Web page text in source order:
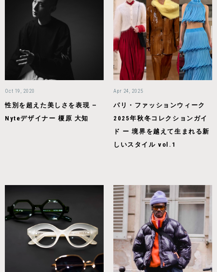
Oct 19, 2020
性別を超えた美しさを表現 —
Nyteデザイナー 榎原 大知
Apr 24, 2025
パリ・ファッションウィーク
2025年秋冬コレクションガイ
ド ー 境界を越えて生まれる新
しいスタイル vol.1